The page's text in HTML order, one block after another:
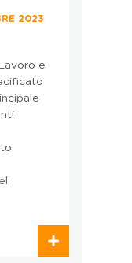
2023
e